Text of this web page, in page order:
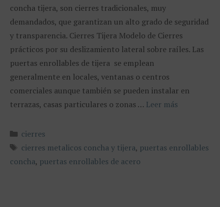
concha tijera, son cierres tradicionales, muy
demandados, que garantizan un alto grado de seguridad
y transparencia. Cierres Tijera Modelo de Cierres
prácticos por su deslizamiento lateral sobre raíles. Las
puertas enrollables de tijera se emplean
generalmente en locales, ventanas o centros
comerciales aunque también se pueden instalar en
terrazas, casas particulares o zonas … Leer más
Categorías
cierres
Etiquetas
cierres metalicos concha y tijera, puertas enrollables
concha, puertas enrollables de acero